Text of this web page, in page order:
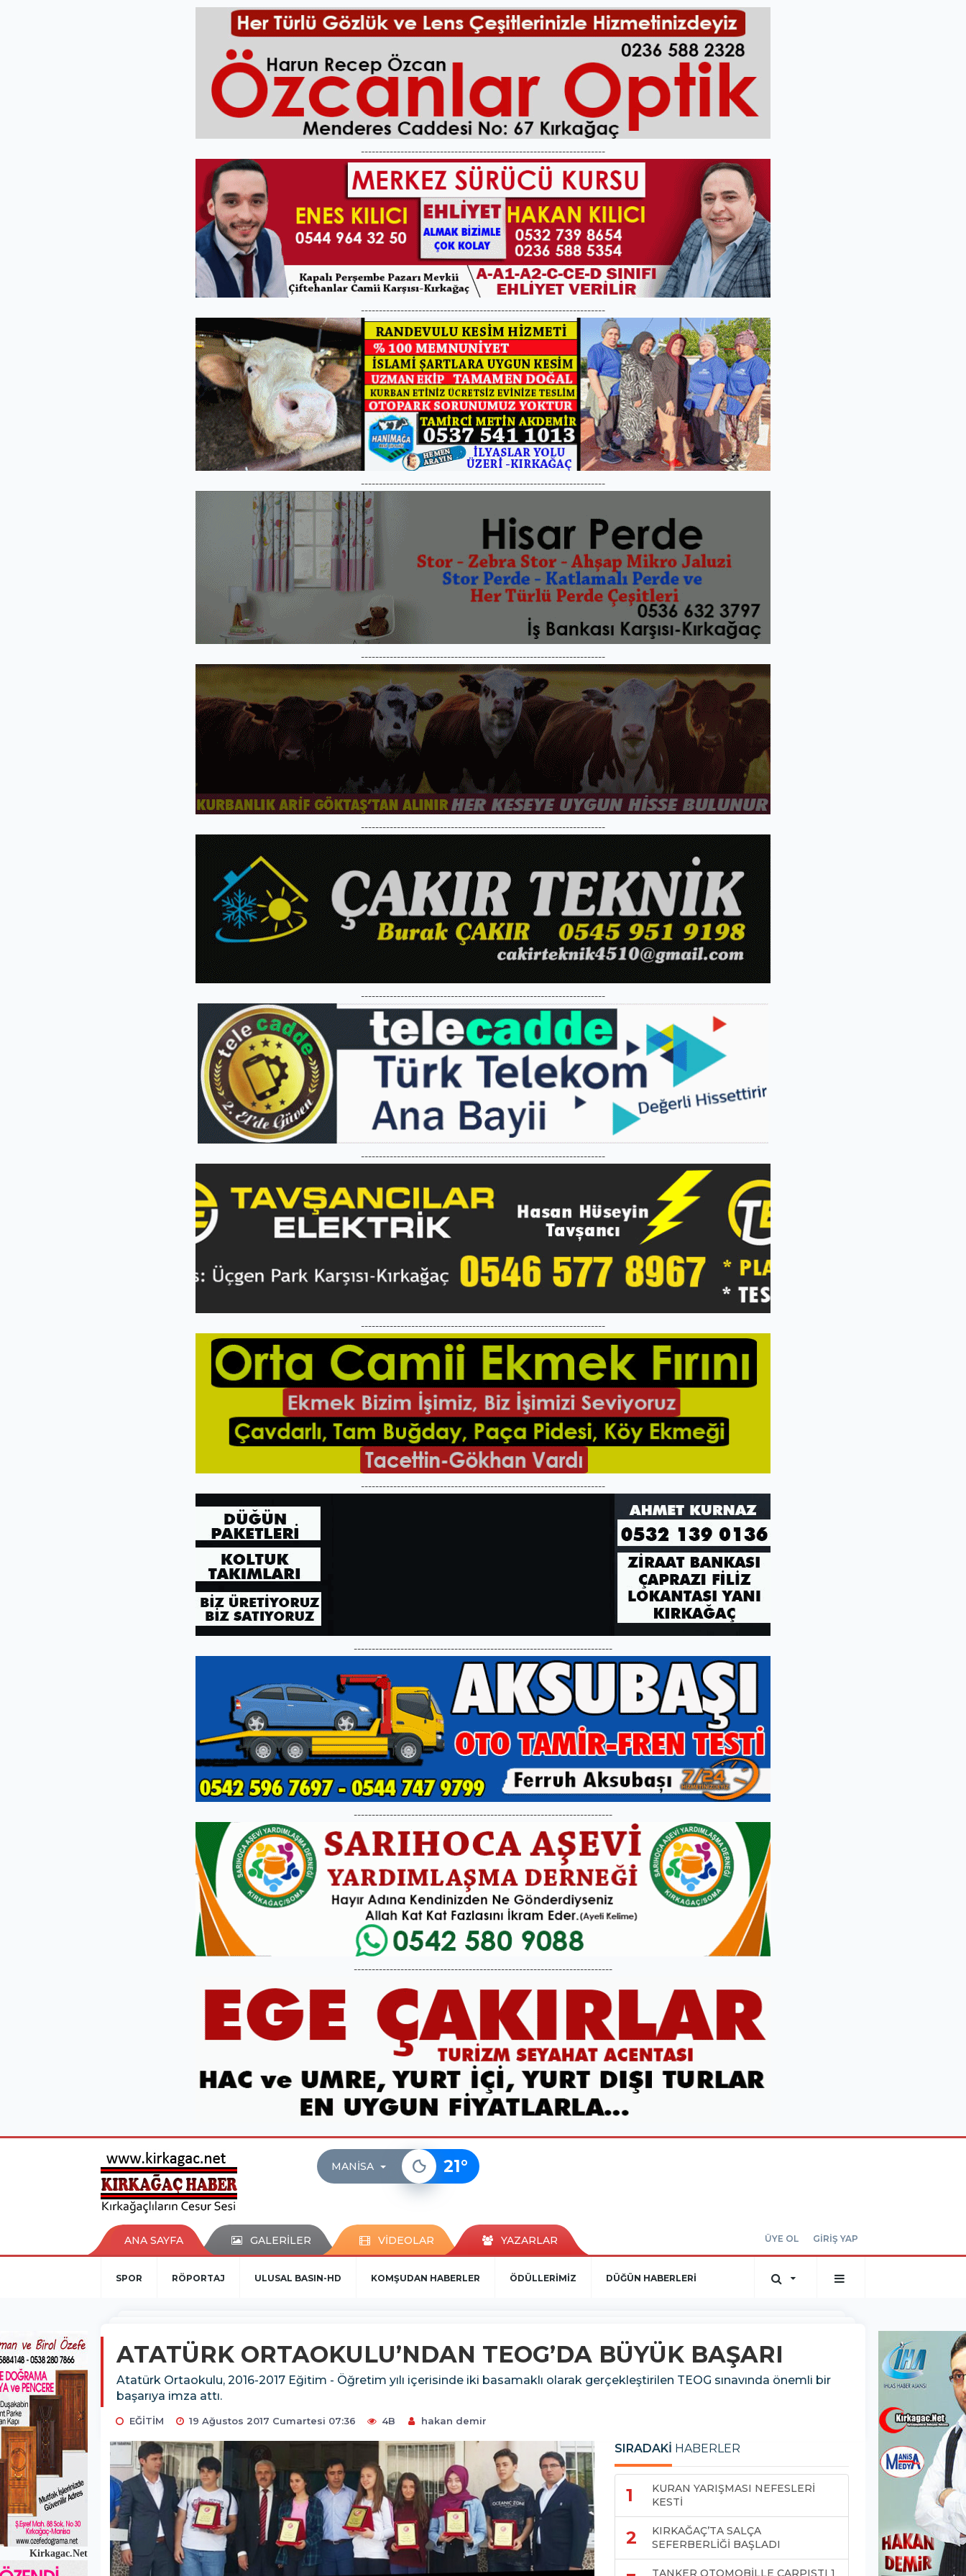
--------------------------------------------------------------------
--------------------------------------------------------------------
--------------------------------------------------------------------
--------------------------------------------------------------------
--------------------------------------------------------------------
--------------------------------------------------------------------
--------------------------------------------------------------------
--------------------------------------------------------------------
--------------------------------------------------------------------
------------------------------------------------------------------------
------------------------------------------------------------------------
------------------------------------------------------------------------
MANISA 21°
ANA SAYFA GALERİLER VİDEOLAR YAZARLAR ÜYE OL GİRİŞ YAP
SPOR RÖPORTAJ ULUSAL BASIN-HD KOMŞUDAN HABERLER ÖDÜLLERİMİZ DÜĞÜN HABERLERİ
ATATÜRK ORTAOKULU’NDAN TEOG’DA BÜYÜK BAŞARI
Atatürk Ortaokulu, 2016-2017 Eğitim - Öğretim yılı içerisinde iki basamaklı olarak gerçekleştirilen TEOG sınavında önemli bir
başarıya imza attı.
EĞİTİM 19 Ağustos 2017 Cumartesi 07:36 4B hakan demir
SIRADAKİ HABERLER
1
KURAN YARIŞMASI NEFESLERİ
KESTİ
2
KIRKAĞAÇ’TA SALÇA
SEFERBERLİĞİ BAŞLADI
TANKER OTOMOBİLLE ÇARPIŞTI 1
Kirkagac.Net